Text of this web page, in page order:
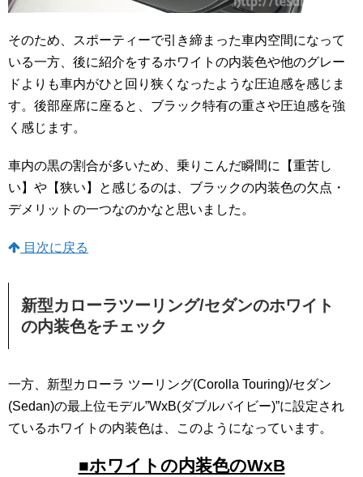
そのため、スポーティーで引き締まった車内空間になって
いる一方、後に紹介をするホワイトの内装色や他のグレー
ドよりも車内がひと回り狭くなったような圧迫感を感じま
す。後部座席に座ると、ブラック特有の重さや圧迫感を強
く感じます。
車内の黒の割合が多いため、乗りこんだ瞬間に【重苦し
い】や【狭い】と感じるのは、ブラックの内装色の欠点・
デメリットの一つなのかなと思いました。
目次に戻る
新型カローラツーリング/セダンのホワイト
の内装色をチェック
一方、新型カローラ ツーリング(Corolla Touring)/セダン
(Sedan)の最上位モデル”WxB(ダブルバイビー)”に設定され
ているホワイトの内装色は、このようになっています。
■ホワイトの内装色のWxB